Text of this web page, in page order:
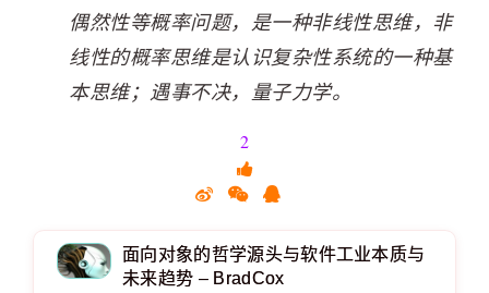
偶然性等概率问题，是一种非线性思维，非
线性的概率思维是认识复杂性系统的一种基
本思维；遇事不决，量子力学。
2
面向对象的哲学源头与软件工业本质与
未来趋势 – BradCox